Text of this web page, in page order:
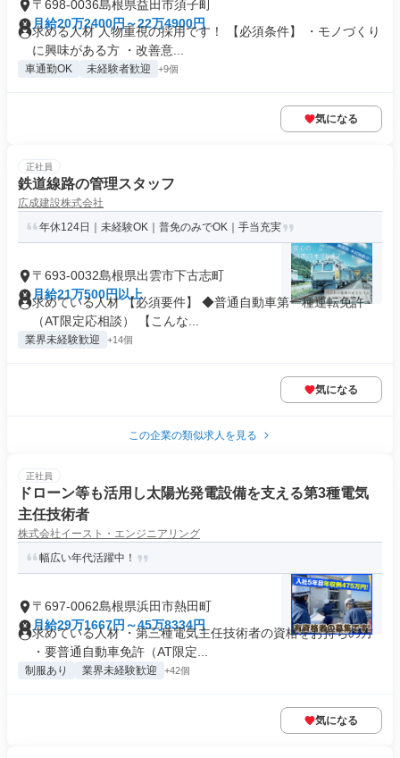
〒698-0036島根県益田市須子町
月給20万2400円～22万4900円
求める人材 人物重視の採用です！ 【必須条件】 ・モノづくり
に興味がある方 ・改善意...
車通勤OK 未経験者歓迎 +9個
気になる
正社員
鉄道線路の管理スタッフ
広成建設株式会社
年休124日｜未経験OK｜普免のみでOK｜手当充実
〒693-0032島根県出雲市下古志町
月給21万500円以上
求めている人材 【必須要件】 ◆普通自動車第一種運転免許
（AT限定応相談） 【こんな...
業界未経験歓迎 +14個
気になる
この企業の類似求人を見る
正社員
ドローン等も活用し太陽光発電設備を支える第3種電気
主任技術者
株式会社イースト・エンジニアリング
幅広い年代活躍中！
〒697-0062島根県浜田市熱田町
月給29万1667円～45万8334円
求めている人材 ・第三種電気主任技術者の資格をお持ちの方
・要普通自動車免許（AT限定...
制服あり 業界未経験歓迎 +42個
気になる